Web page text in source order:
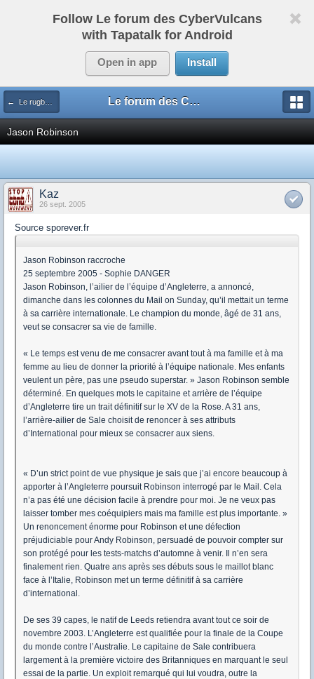
Follow Le forum des CyberVulcans
with Tapatalk for Android
Open in app Install
← Le rugby international Le forum des CyberVulcans
Jason Robinson
Kaz
26 sept. 2005
Source sporever.fr
Jason Robinson raccroche
25 septembre 2005 - Sophie DANGER
Jason Robinson, l’ailier de l’équipe d’Angleterre, a annoncé,
dimanche dans les colonnes du Mail on Sunday, qu’il mettait un terme
à sa carrière internationale. Le champion du monde, âgé de 31 ans,
veut se consacrer sa vie de famille.
« Le temps est venu de me consacrer avant tout à ma famille et à ma
femme au lieu de donner la priorité à l’équipe nationale. Mes enfants
veulent un père, pas une pseudo superstar. » Jason Robinson semble
déterminé. En quelques mots le capitaine et arrière de l’équipe
d’Angleterre tire un trait définitif sur le XV de la Rose. A 31 ans,
l’arrière-ailier de Sale choisit de renoncer à ses attributs
d’International pour mieux se consacrer aux siens.
« D’un strict point de vue physique je sais que j’ai encore beaucoup à
apporter à l’Angleterre poursuit Robinson interrogé par le Mail. Cela
n’a pas été une décision facile à prendre pour moi. Je ne veux pas
laisser tomber mes coéquipiers mais ma famille est plus importante. »
Un renoncement énorme pour Robinson et une défection
préjudiciable pour Andy Robinson, persuadé de pouvoir compter sur
son protégé pour les tests-matchs d’automne à venir. Il n’en sera
finalement rien. Quatre ans après ses débuts sous le maillot blanc
face à l’Italie, Robinson met un terme définitif à sa carrière
d’international.
De ses 39 capes, le natif de Leeds retiendra avant tout ce soir de
novembre 2003. L’Angleterre est qualifiée pour la finale de la Coupe
du monde contre l’Australie. Le capitaine de Sale contribuera
largement à la première victoire des Britanniques en marquant le seul
essai de la partie. Un exploit remarqué qui lui voudra, outre la